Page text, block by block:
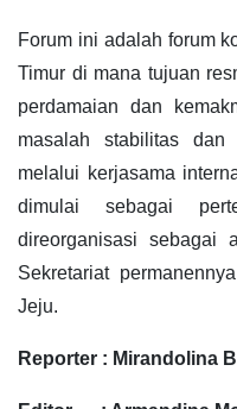
Forum ini adalah forum
Timur di mana tujuan
perdamaian dan
masalah stabilitas
melalui kerjasama
dimulai sebagai
direorganisasi sebagai
Sekretariat
Jeju.
Reporter : Mirandolina